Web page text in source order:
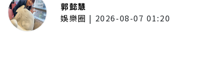
郭懿慧
娛樂圈 | 2026-08-07 01:20